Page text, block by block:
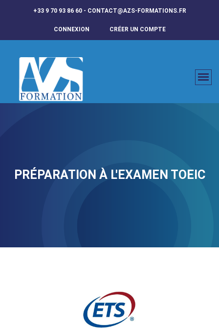
+33 9 70 93 86 60 - CONTACT@AZS-FORMATIONS.FR
CONNEXION CRÉER UN COMPTE
PRÉPARATION À L'EXAMEN TOEIC